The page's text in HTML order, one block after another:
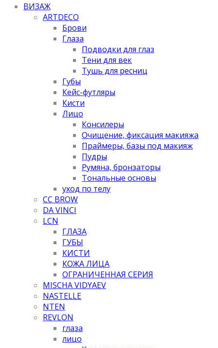
ВИЗАЖ
ARTDECO
Брови
Глаза
Подводки для глаз
Тени для век
Тушь для ресниц
Губы
Кейс-футляры
Кисти
Лицо
Консилеры
Очищение, фиксация макияжа
Праймеры, базы под макияж
Пудры
Румяна, бронзаторы
Тональные основы
уход по телу
CC BROW
DA VINCI
LCN
ГЛАЗА
ГУБЫ
КИСТИ
КОЖА ЛИЦА
ОГРАНИЧЕННАЯ СЕРИЯ
MISCHA VIDYAEV
NASTELLE
NTEN
REVLON
глаза
лицо